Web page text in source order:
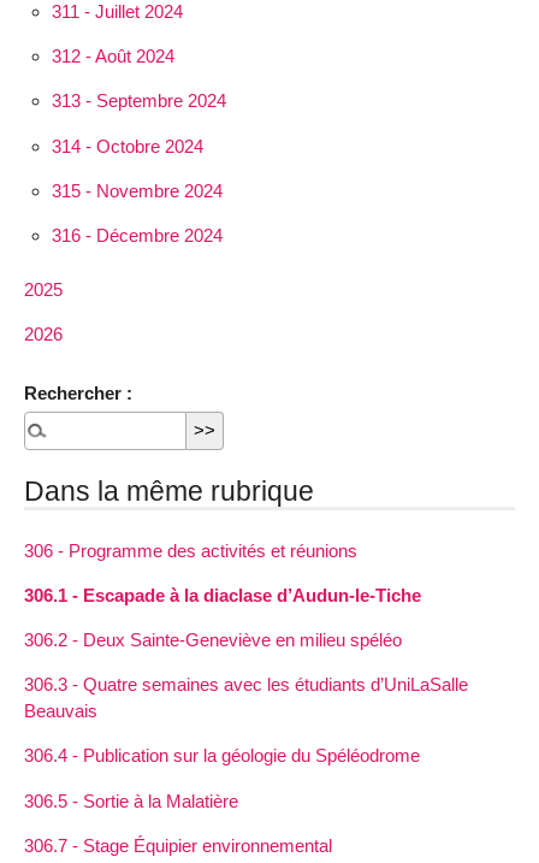
311 - Juillet 2024
312 - Août 2024
313 - Septembre 2024
314 - Octobre 2024
315 - Novembre 2024
316 - Décembre 2024
2025
2026
Rechercher :
Dans la même rubrique
306 - Programme des activités et réunions
306.1 - Escapade à la diaclase d’Audun-le-Tiche
306.2 - Deux Sainte-Geneviève en milieu spéléo
306.3 - Quatre semaines avec les étudiants d’UniLaSalle
Beauvais
306.4 - Publication sur la géologie du Spéléodrome
306.5 - Sortie à la Malatière
306.7 - Stage Équipier environnemental